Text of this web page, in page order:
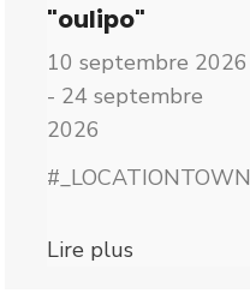
"oulipo"
10 septembre 2026
- 24 septembre
2026
#_LOCATIONTOWN
Lire plus